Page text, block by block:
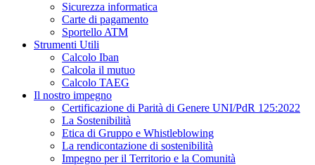
Sicurezza informatica
Carte di pagamento
Sportello ATM
Strumenti Utili
Calcolo Iban
Calcola il mutuo
Calcolo TAEG
Il nostro impegno
Certificazione di Parità di Genere UNI/PdR 125:2022
La Sostenibilità
Etica di Gruppo e Whistleblowing
La rendicontazione di sostenibilità
Impegno per il Territorio e la Comunità